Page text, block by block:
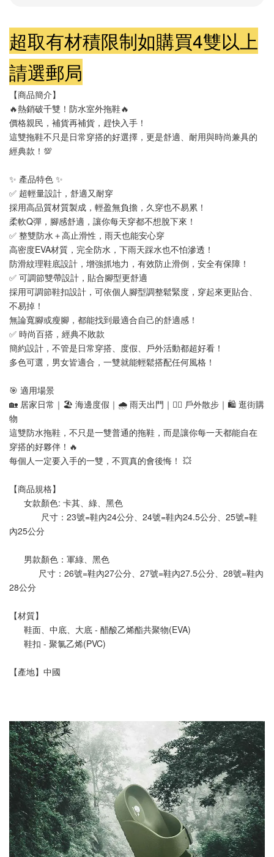
超取有材積限制如購買4雙以上
請選郵局
【商品簡介】
🔥熱銷破千雙！防水室外拖鞋🔥
價格親民，補貨再補貨，趕快入手！
這雙拖鞋不只是日常穿搭的好選擇，更是舒適、耐用與時尚兼具的
經典款！💯
✨ 產品特色 ✨
✅ 超輕量設計，舒適又耐穿
採用高品質材質製成，輕盈無負擔，久穿也不易累！
柔軟Q彈，腳感舒適，讓你每天穿都不想脫下來！
✅ 整雙防水＋高止滑性，雨天也能安心穿
高密度EVA材質，完全防水，下雨天踩水也不怕滲透！
防滑紋理鞋底設計，增強抓地力，有效防止滑倒，安全有保障！
✅ 可調節雙帶設計，貼合腳型更舒適
採用可調節鞋扣設計，可依個人腳型調整鬆緊度，穿起來更貼合、
不易掉！
無論寬腳或瘦腳，都能找到最適合自己的舒適感！
✅ 時尚百搭，經典不敗款
簡約設計，不管是日常穿搭、度假、戶外活動都超好看！
多色可選，男女皆適合，一雙就能輕鬆搭配任何風格！
🎯 適用場景
🏡 居家日常｜🏖️ 海邊度假｜🌧️ 雨天出門｜🚶‍♂️ 戶外散步｜🛍️ 逛街購
物
這雙防水拖鞋，不只是一雙普通的拖鞋，而是讓你每一天都能自在
穿搭的好夥伴！🔥
每個人一定要入手的一雙，不買真的會後悔！ 💥
【商品規格】
女款顏色: 卡其、綠、黑色
尺寸：23號=鞋內24公分、24號=鞋內24.5公分、25號=鞋
內25公分
男款顏色：軍綠、黑色
尺寸：26號=鞋內27公分、27號=鞋內27.5公分、28號=鞋內
28公分
【材質】
鞋面、中底、大底 - 醋酸乙烯酯共聚物(EVA)
鞋扣 - 聚氯乙烯(PVC)
【產地】中國